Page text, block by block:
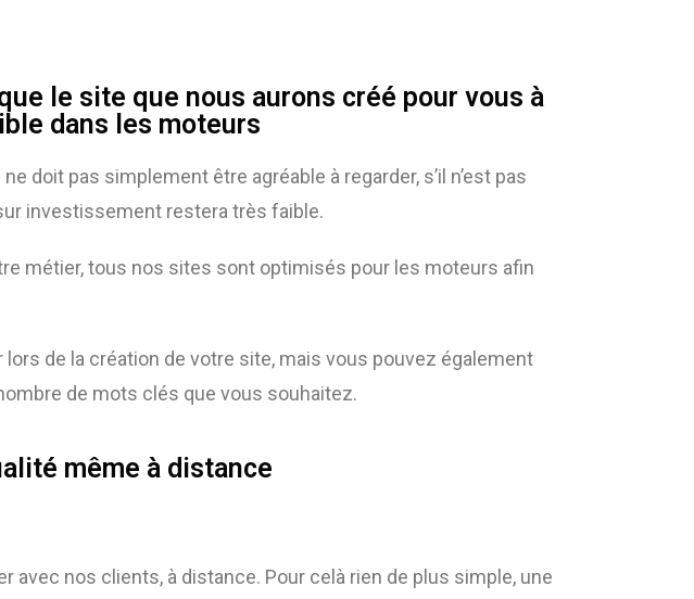
le site que nous aurons créé pour vous à
dans les moteurs
doit pas simplement être agréable à regarder, s’il n’est pas
investissement restera très faible.
métier, tous nos sites sont optimisés pour les moteurs afin
de la création de votre site, mais vous pouvez également
de mots clés que vous souhaitez.
même à distance
avec nos clients, à distance. Pour celà rien de plus simple, une